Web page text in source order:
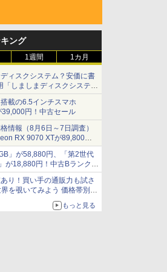
ング
1週間 1カ月
ィスクシステム？安価に書
「しましまディスクシステ
載の6.5インチスマホ
39,000円！中古セール
情報（8月6日～7日調査）
RX 9070 XTが89,800
対応の17型モニターが
連動セール ほか
」が58,880円、「第2世代
が18,880円！中古Bランク品
り！買い手の通販力も試さ
界を覗いてみよう 価格帯別に
11製品をピックアップ text
もっと見る